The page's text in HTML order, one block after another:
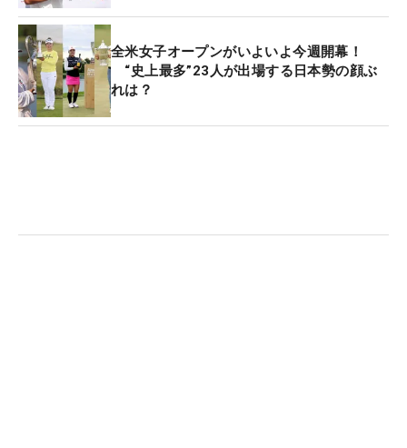
全米女子オープンがいよいよ今週開幕！
“史上最多”23人が出場する日本勢の顔ぶ
れは？